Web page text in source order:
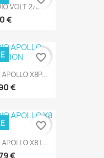
VOLT 276
€
X8P...
€
SOLO ONLINE
favorite_border
APOLLO X8 |...
€
favorite_border